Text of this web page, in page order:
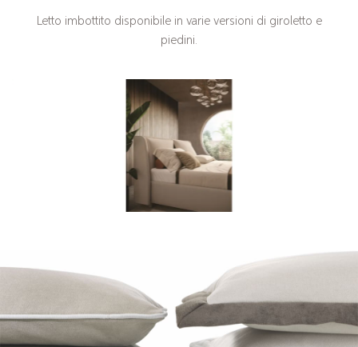
Letto imbottito disponibile in varie versioni di giroletto e
piedini.